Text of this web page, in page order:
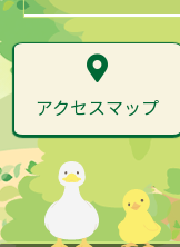
アクセスマップ